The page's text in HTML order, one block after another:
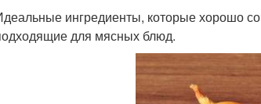
ингредиенты, которые хорошо
для мясных блюд.